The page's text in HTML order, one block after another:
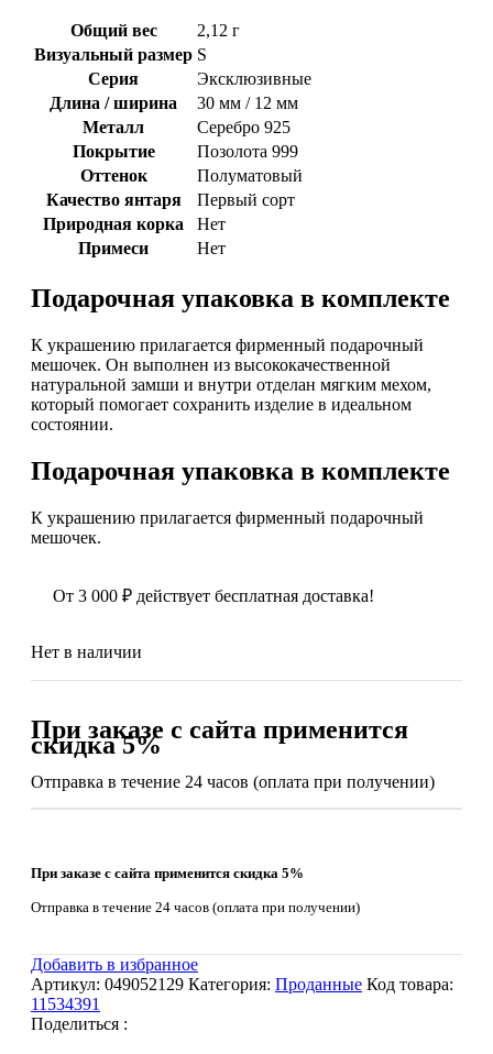
Общий вес
2,12 г
Визуальный размер S
Серия
Эксклюзивные
Длина / ширина
30 мм / 12 мм
Металл
Серебро 925
Покрытие
Позолота 999
Оттенок
Полуматовый
Качество янтаря
Первый сорт
Природная корка
Нет
Примеси
Нет
Подарочная упаковка в комплекте
К украшению прилагается фирменный подарочный
мешочек. Он выполнен из высококачественной
натуральной замши и внутри отделан мягким мехом,
который помогает сохранить изделие в идеальном
состоянии.
Подарочная упаковка в комплекте
К украшению прилагается фирменный подарочный
мешочек.
От 3 000 ₽ действует бесплатная доставка!
Нет в наличии
При заказе с сайта применится
скидка 5%
Отправка в течение 24 часов (оплата при получении)
При заказе с сайта применится скидка 5%
Отправка в течение 24 часов (оплата при получении)
Добавить в избранное
Артикул: 049052129 Категория: Проданные Код товара:
11534391
Поделиться :